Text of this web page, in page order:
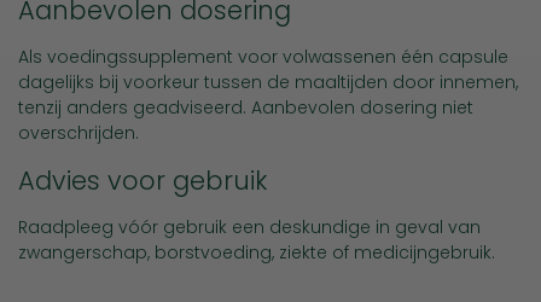
Aanbevolen dosering
Als voedingssupplement voor volwassenen één capsule
dagelijks bij voorkeur tussen de maaltijden door innemen,
tenzij anders geadviseerd. Aanbevolen dosering niet
overschrijden.
Advies voor gebruik
Raadpleeg vóór gebruik een deskundige in geval van
zwangerschap, borstvoeding, ziekte of medicijngebruik.